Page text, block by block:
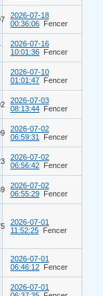
2026-07-18
00:36:06 Fencer
2026-07-16
10:01:36 Fencer
2026-07-10
01:01:47 Fencer
2026-07-03
08:13:44 Fencer
2026-07-02
06:59:31
Fencer
2026-07-02
06:56:42 Fencer
2026-07-02
06:55:29 Fencer
2026-07-01
11:52:25 Fencer
2026-07-01
06:46:12 Fencer
2026-07-01